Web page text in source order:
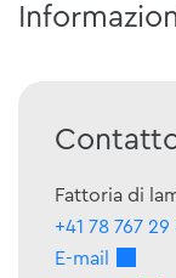
Fattoria di
+41 78 767 29
E-mail